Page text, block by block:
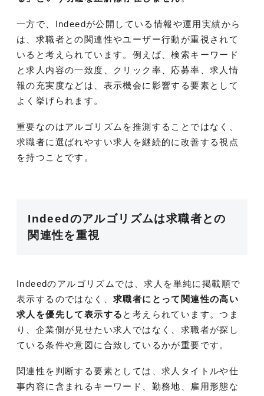
一方で、Indeedが公開している情報や運用実績から
は、求職者との関連性やユーザー行動が重視されて
いると考えられています。例えば、検索キーワード
と求人内容の一致度、クリック率、応募率、求人情
報の充実度などは、表示機会に影響する要素として
よく挙げられます。
重要なのはアルゴリズムを推測することではなく、
求職者に選ばれやすい求人を継続的に改善する視点
を持つことです。
Indeedのアルゴリズムは求職者との
関連性を重視
Indeedのアルゴリズムでは、求人を単純に掲載順で
表示するのではなく、 求職者にとって関連性の高い
求人を優先して表示する と考えられています。つま
り、企業側が見せたい求人ではなく、求職者が探し
ている条件や意図に合致しているかが重要です。
関連性を判断する要素としては、求人タイトルや仕
事内容に含まれるキーワード、勤務地、雇用形態な